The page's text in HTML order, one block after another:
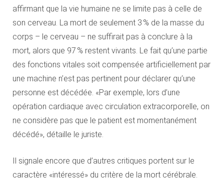
affirmant que la vie humaine ne se limite pas à celle de
son cerveau. La mort de seulement 3 % de la masse du
corps – le cerveau – ne suffirait pas à conclure à la
mort, alors que 97 % restent vivants. Le fait qu’une partie
des fonctions vitales soit compensée artificiellement par
une machine n’est pas pertinent pour déclarer qu’une
personne est décédée. «Par exemple, lors d’une
opération cardiaque avec circulation extracorporelle, on
ne considère pas que le patient est momentanément
décédé», détaille le juriste.
Il signale encore que d’autres critiques portent sur le
caractère «intéressé» du critère de la mort cérébrale.